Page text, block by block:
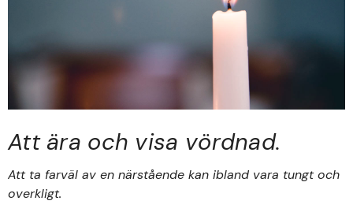
Att ära och visa vördnad​.
Att ta farväl av en närstående kan ibland vara tungt och
overkligt.